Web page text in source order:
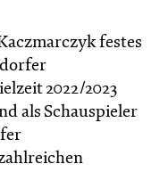
festes
2022/2023
als Schauspieler